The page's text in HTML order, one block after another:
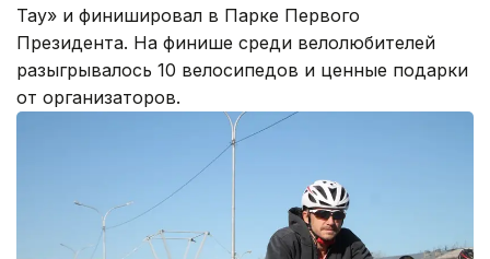
Тау» и финишировал в Парке Первого
Президента. На финише среди велолюбителей
разыгрывалось 10 велосипедов и ценные подарки
от организаторов.